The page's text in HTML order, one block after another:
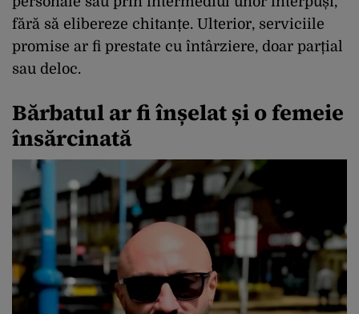
fără să elibereze chitanțe. Ulterior, serviciile
promise ar fi prestate cu întârziere, doar parțial
sau deloc.
Bărbatul ar fi înșelat și o femeie
însărcinată